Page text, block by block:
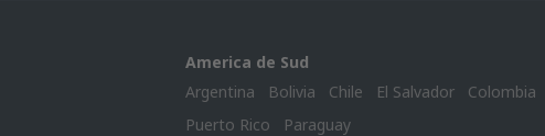
America de Sud
Argentina
Bolivia Chile El Salvador Colombia
Puerto Rico
Paraguay